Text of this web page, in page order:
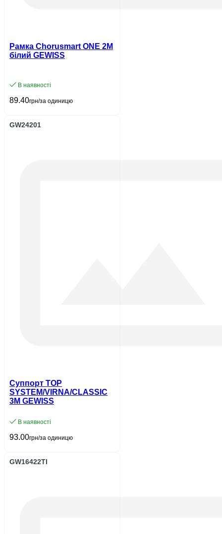
Рамка Chorusmart ONE 2M
білий GEWISS
В наявності
89.40грн/за одиницю
GW24201
Суппорт TOP
SYSTEM/VIRNA/CLASSIC
3M GEWISS
В наявності
93.00грн/за одиницю
GW16422TI